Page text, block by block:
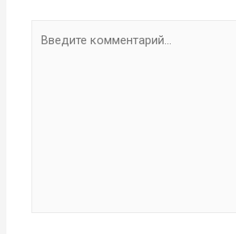
комментарий...